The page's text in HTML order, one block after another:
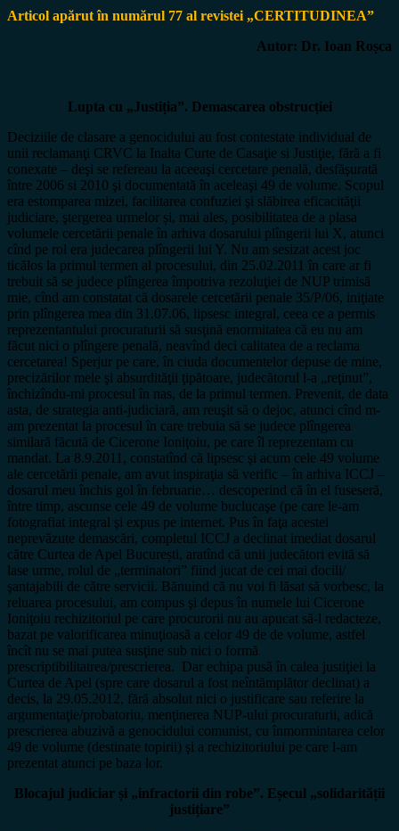
Articol apărut în numărul 77 al revistei „CERTITUDINEA”
Autor: Dr. Ioan Roșca
Lupta cu „Justiția”. Demascarea obstrucției
Deciziile de clasare a genocidului au fost contestate individual de
unii reclamanţi CRVC la Inalta Curte de Casaţie si Justiţie, fără a fi
conexate – deşi se refereau la aceeaşi cercetare penală, desfăşurată
între 2006 si 2010 şi documentată în aceleaşi 49 de volume. Scopul
era estomparea mizei, facilitarea confuziei şi slăbirea eficacităţii
judiciare, ştergerea urmelor și, mai ales, posibilitatea de a plasa
volumele cercetării penale în arhiva dosarului plîngerii lui X, atunci
cînd pe rol era judecarea plîngerii lui Y. Nu am sesizat acest joc
ticălos la primul termen al procesului, din 25.02.2011 în care ar fi
trebuit să se judece plîngerea împotriva rezoluţiei de NUP trimisă
mie, cînd am constatat că dosarele cercetării penale 35/P/06, iniţiate
prin plîngerea mea din 31.07.06, lipsesc integral, ceea ce a permis
reprezentantului procuraturii să susţină enormitatea că eu nu am
făcut nici o plîngere penală, neavînd deci calitatea de a reclama
cercetarea! Sperjur pe care, în ciuda documentelor depuse de mine,
precizărilor mele şi absurdităţii ţipătoare, judecătorul l-a „reţinut”,
închizîndu-mi procesul în nas, de la primul termen. Prevenit, de data
asta, de strategia anti-judiciară, am reuşit să o dejoc, atunci cînd m-
am prezentat la procesul în care trebuia să se judece plîngerea
similară făcută de Cicerone Ioniţoiu, pe care îl reprezentam cu
mandat. La 8.9.2011, constatînd că lipsesc şi acum cele 49 volume
ale cercetării penale, am avut inspiraţia să verific – în arhiva ICCJ –
dosarul meu închis gol în februarie… descoperind că în el fuseseră,
între timp, ascunse cele 49 de volume buclucaşe (pe care le-am
fotografiat integral şi expus pe internet. Pus în faţa acestei
neprevăzute demascări, completul ICCJ a declinat imediat dosarul
către Curtea de Apel București, aratînd că unii judecători evită să
lase urme, rolul de „terminatori” fiind jucat de cei mai docili/
şantajabili de către servicii. Bănuind că nu voi fi lăsat să vorbesc, la
reluarea procesului, am compus şi depus în numele lui Cicerone
Ioniţoiu rechizitoriul pe care procurorii nu au apucat să-l redacteze,
bazat pe valorificarea minuţioasă a celor 49 de de volume, astfel
încît nu se mai putea susţine sub nici o formă
prescriptibilitatrea/prescrierea. Dar echipa pusă în calea justiţiei la
Curtea de Apel (spre care dosarul a fost neîntămplător declinat) a
decis, la 29.05.2012, fără absolut nici o justificare sau referire la
argumentaţie/probatoriu, menţinerea NUP-ului procuraturii, adică
prescrierea abuzivă a genocidului comunist, cu înmormintarea celor
49 de volume (destinate topirii) şi a rechizitoriului pe care l-am
prezentat atunci pe baza lor.
Blocajul judiciar și „infractorii din robe”. Eșecul „solidarității
justițiare”